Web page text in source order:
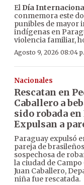
El Día
conmemora este
punibles de mayor
indígenas en
violencia familiar,
Agosto 9, 2026 08:04
Nacionales
Rescatan en
Caballero a
sido robada
Expulsan a
Paraguay expulsó
pareja de
sospechosa de
la ciudad de
Juan Caballero,
niña fue rescatada.